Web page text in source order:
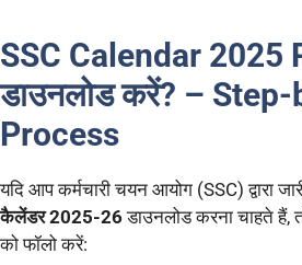
SSC Calendar 2025
डाउनलोड करें? –
Process
यदि आप कर्मचारी चयन आयोग (SSC) द्वारा
कैलेंडर 2025-26डाउनलोड करना चाहते हैं,
को फॉलो करें: